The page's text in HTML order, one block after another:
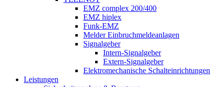
EMZ complex 200/400
EMZ hiplex
Funk-EMZ
Melder Einbruchmeldeanlagen
Signalgeber
Intern-Signalgeber
Extern-Signalgeber
Elektromechanische Schalteinrichtungen
Leistungen